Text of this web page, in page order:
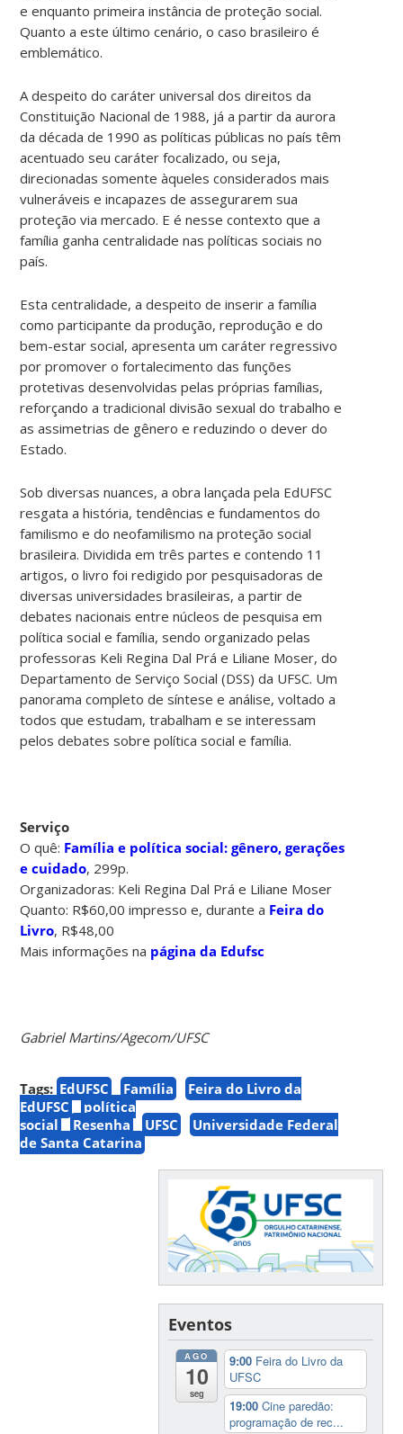
e enquanto primeira instância de proteção social.
Quanto a este último cenário, o caso brasileiro é
emblemático.
A despeito do caráter universal dos direitos da
Constituição Nacional de 1988, já a partir da aurora
da década de 1990 as políticas públicas no país têm
acentuado seu caráter focalizado, ou seja,
direcionadas somente àqueles considerados mais
vulneráveis e incapazes de assegurarem sua
proteção via mercado. E é nesse contexto que a
família ganha centralidade nas políticas sociais no
país.
Esta centralidade, a despeito de inserir a família
como participante da produção, reprodução e do
bem-estar social, apresenta um caráter regressivo
por promover o fortalecimento das funções
protetivas desenvolvidas pelas próprias famílias,
reforçando a tradicional divisão sexual do trabalho e
as assimetrias de gênero e reduzindo o dever do
Estado.
Sob diversas nuances, a obra lançada pela EdUFSC
resgata a história, tendências e fundamentos do
familismo e do neofamilismo na proteção social
brasileira. Dividida em três partes e contendo 11
artigos, o livro foi redigido por pesquisadoras de
diversas universidades brasileiras, a partir de
debates nacionais entre núcleos de pesquisa em
política social e família, sendo organizado pelas
professoras Keli Regina Dal Prá e Liliane Moser, do
Departamento de Serviço Social (DSS) da UFSC. Um
panorama completo de síntese e análise, voltado a
todos que estudam, trabalham e se interessam
pelos debates sobre política social e família.
Serviço
O quê: Família e política social: gênero, gerações
e cuidado, 299p.
Organizadoras: Keli Regina Dal Prá e Liliane Moser
Quanto: R$60,00 impresso e, durante a Feira do
Livro, R$48,00
Mais informações na página da Edufsc
Gabriel Martins/Agecom/UFSC
Tags: EdUFSC Família
Feira do Livro da
EdUFSC
política
social
Resenha UFSC
Universidade Federal
de Santa Catarina
Eventos
AGO
10
seg
9:00 Feira do Livro da
UFSC
19:00Cine paredão:
programação de rec...